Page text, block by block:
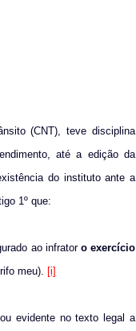
(CNT), teve disciplina
até a edição da
do instituto ante a
1º que:
ao infrator o exercício
meu). [i]
evidente no texto legal a